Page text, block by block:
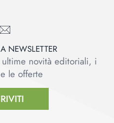
NEWSLETTER
novità editoriali, i
le offerte